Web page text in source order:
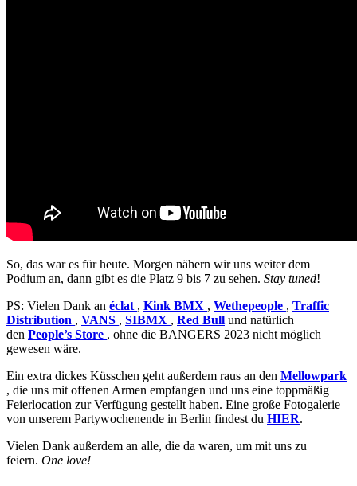
So, das war es für heute. Morgen nähern wir uns weiter dem
Podium an, dann gibt es die Platz 9 bis 7 zu sehen. Stay tuned!
PS: Vielen Dank an éclat , Kink BMX , Wethepeople , Traffic
Distribution , VANS , SIBMX , Red Bull und natürlich
den People’s Store , ohne die BANGERS 2023 nicht möglich
gewesen wäre.
Ein extra dickes Küsschen geht außerdem raus an den Mellowpark
, die uns mit offenen Armen empfangen und uns eine toppmäßig
Feierlocation zur Verfügung gestellt haben. Eine große Fotogalerie
von unserem Partywochenende in Berlin findest du HIER.
Vielen Dank außerdem an alle, die da waren, um mit uns zu
feiern. One love!